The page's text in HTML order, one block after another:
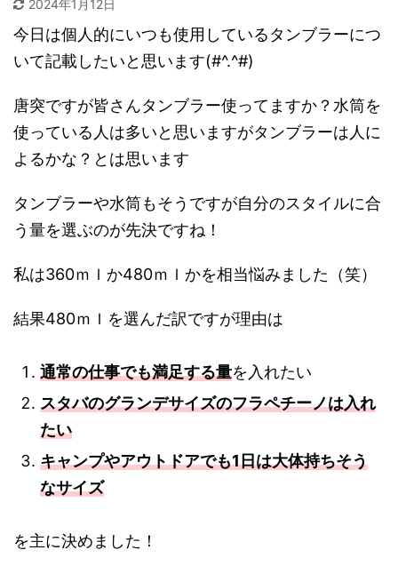
2024年1月12日
今日は個人的にいつも使用しているタンブラーにつ
いて記載したいと思います(#^.^#)
唐突ですが皆さんタンブラー使ってますか？水筒を
使っている人は多いと思いますがタンブラーは人に
よるかな？とは思います
タンブラーや水筒もそうですが自分のスタイルに合
う量を選ぶのが先決ですね！
私は360ｍｌか480ｍｌかを相当悩みました（笑）
結果480ｍｌを選んだ訳ですが理由は
通常の仕事でも満足する量を入れたい
スタバのグランデサイズのフラペチーノは入れ
たい
キャンプやアウトドアでも1日は大体持ちそう
なサイズ
を主に決めました！